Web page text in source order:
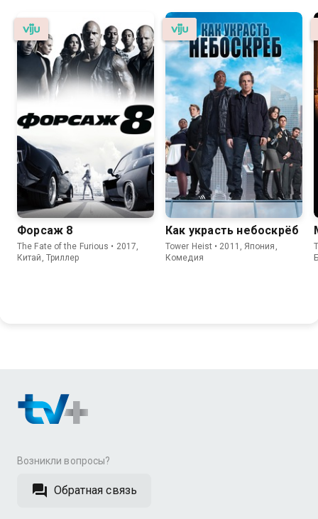
Форсаж 8
The Fate of the Furious • 2017,
Китай, Триллер
Как украсть небоскрёб
Tower Heist • 2011, Япония,
Комедия
Возникли вопросы?
Обратная связь